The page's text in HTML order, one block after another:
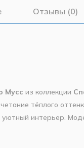
Отзывы (0)
Мусс из коллекции
тёплого
уютный интерьер.